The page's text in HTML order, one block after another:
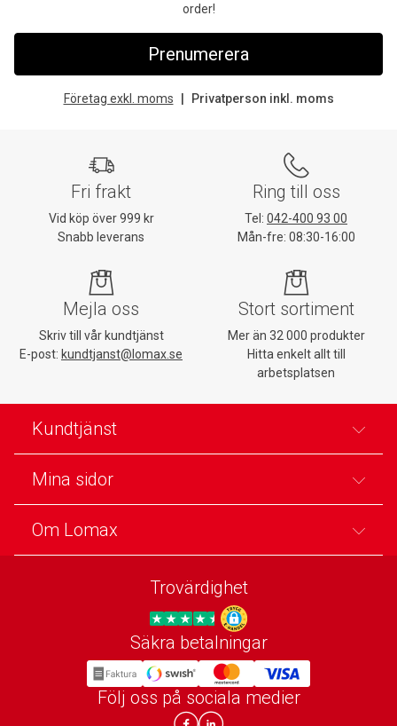
order!
Prenumerera
Företag exkl. moms Privatperson inkl. moms
Fri frakt
Vid köp över 999 kr
Snabb leverans
Ring till oss
Tel: 042-400 93 00
Mån-fre: 08:30-16:00
Mejla oss
Skriv till vår kundtjänst
E-post: kundtjanst@lomax.se
Stort sortiment
Mer än 32 000 produkter
Hitta enkelt allt till
arbetsplatsen
Kundtjänst
Mina sidor
Om Lomax
Trovärdighet
Trygg E-handel
Säkra betalningar
Följ oss på sociala medier
Lomax DK Facebook
Lomax SE LinkIn